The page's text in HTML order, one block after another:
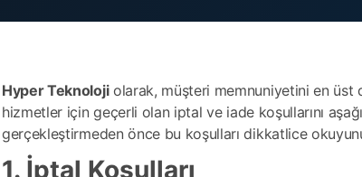
Hyper Teknolojiolarak, müşteri memnuniyetini en üst
hizmetler için geçerli olan iptal ve iade koşullarını
gerçekleştirmeden önce bu koşulları dikkatlice
1. İptal Koşulları